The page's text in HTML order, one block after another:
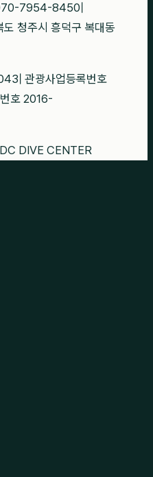
7954-8450
도 청주시 흥덕구 복대동
관광사업등록번호
호 2016-
DIVE CENTER